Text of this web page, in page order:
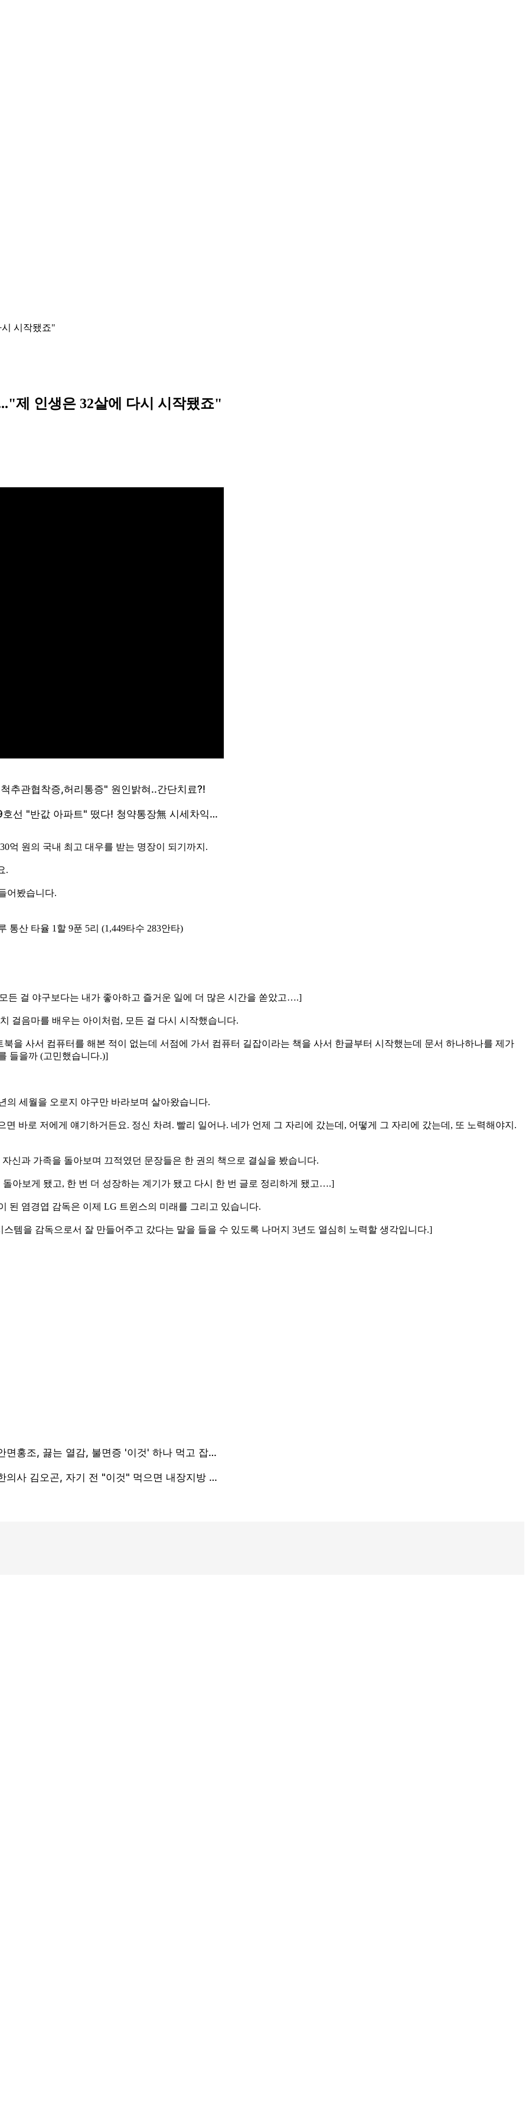
시작됐죠"
제 인생은 32살에 다시 시작됐죠"
억 원의 국내 최고 대우를 받는 명장이 되기까지.
.
어봤습니다.
통산 타율 1할 9푼 5리 (1,449타수 283안타)
든 걸 야구보다는 내가 좋아하고 즐거운 일에 더 많은 시간을 쏟았고….]
걸음마를 배우는 아이처럼, 모든 걸 다시 시작했습니다.
을 사서 컴퓨터를 해본 적이 없는데 서점에 가서 컴퓨터 길잡이라는 책을 사서 한글부터 시작했는데 문서 하나하나를 제가
들을까 (고민했습니다.)]
의 세월을 오로지 야구만 바라보며 살아왔습니다.
바로 저에게 얘기하거든요. 정신 차려. 빨리 일어나. 네가 언제 그 자리에 갔는데, 어떻게 그 자리에 갔는데, 또 노력해야지.
신과 가족을 돌아보며 끄적였던 문장들은 한 권의 책으로 결실을 봤습니다.
아보게 됐고, 한 번 더 성장하는 계기가 됐고 다시 한 번 글로 정리하게 됐고….]
된 염경엽 감독은 이제 LG 트윈스의 미래를 그리고 있습니다.
템을 감독으로서 잘 만들어주고 갔다는 말을 들을 수 있도록 나머지 3년도 열심히 노력할 생각입니다.]